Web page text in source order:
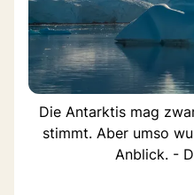
Die Antarktis mag
stimmt. Aber umso
Anblick. -